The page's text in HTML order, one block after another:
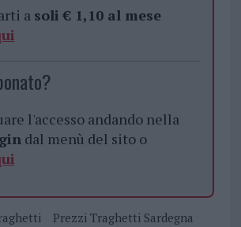
a soli € 1,10 al mese
l'accesso andando nella
dal menù del sito o
Prezzi Traghetti Sardegna